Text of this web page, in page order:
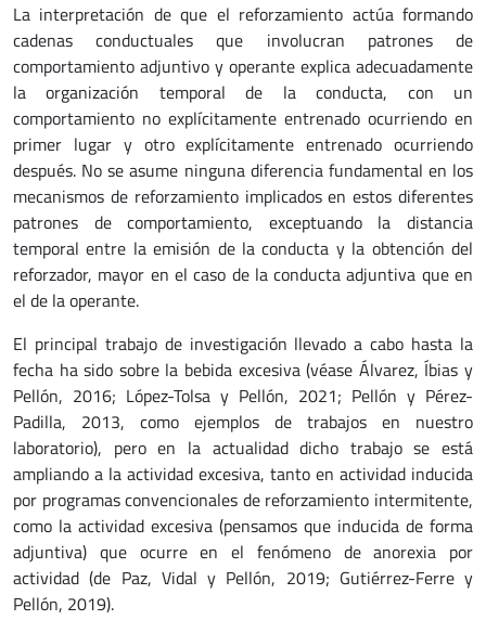
La interpretación de que el reforzamiento actúa formando
cadenas conductuales que involucran patrones de
comportamiento adjuntivo y operante explica adecuadamente
la organización temporal de la conducta, con un
comportamiento no explícitamente entrenado ocurriendo en
primer lugar y otro explícitamente entrenado ocurriendo
después. No se asume ninguna diferencia fundamental en los
mecanismos de reforzamiento implicados en estos diferentes
patrones de comportamiento, exceptuando la distancia
temporal entre la emisión de la conducta y la obtención del
reforzador, mayor en el caso de la conducta adjuntiva que en
el de la operante.
El principal trabajo de investigación llevado a cabo hasta la
fecha ha sido sobre la bebida excesiva (véase Álvarez, Íbias y
Pellón, 2016; López-Tolsa y Pellón, 2021; Pellón y Pérez-
Padilla, 2013, como ejemplos de trabajos en nuestro
laboratorio), pero en la actualidad dicho trabajo se está
ampliando a la actividad excesiva, tanto en actividad inducida
por programas convencionales de reforzamiento intermitente,
como la actividad excesiva (pensamos que inducida de forma
adjuntiva) que ocurre en el fenómeno de anorexia por
actividad (de Paz, Vidal y Pellón, 2019; Gutiérrez-Ferre y
Pellón, 2019).